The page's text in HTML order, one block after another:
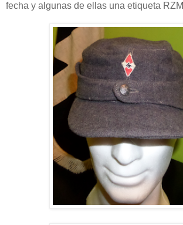
fecha y algunas de ellas una etiqueta